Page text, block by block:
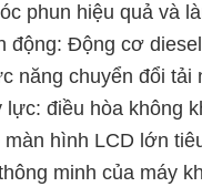
phun hiệu quả và
động: Động cơ
năng chuyển đổi
điều hòa không
hình LCD lớn
minh của máy